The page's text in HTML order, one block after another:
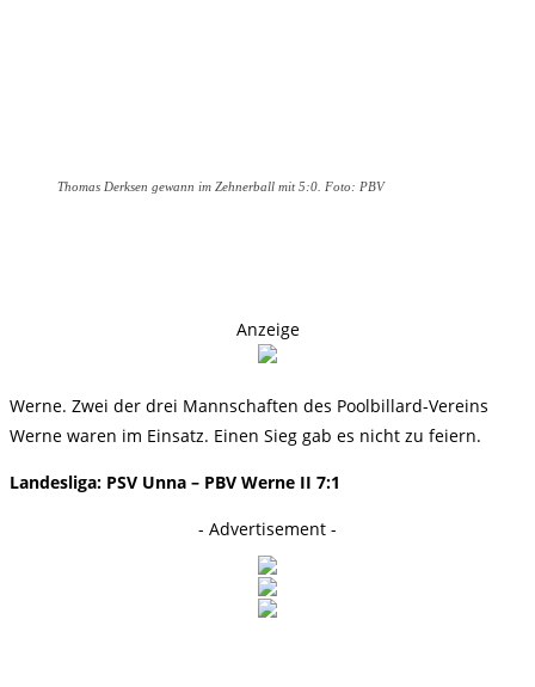
Thomas Derksen gewann im Zehnerball mit 5:0. Foto: PBV
Anzeige
Werne. Zwei der drei Mannschaften des Poolbillard-Vereins
Werne waren im Einsatz. Einen Sieg gab es nicht zu feiern.
Landesliga: PSV Unna – PBV Werne II 7:1
- Advertisement -